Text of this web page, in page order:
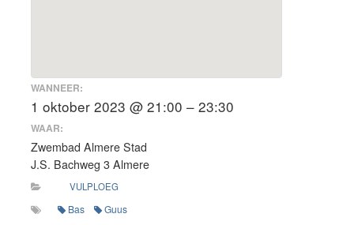
WANNEER:
1 oktober 2023 @ 21:00 – 23:30
WAAR:
Zwembad Almere Stad
J.S. Bachweg 3 Almere
VULPLOEG
Bas Guus